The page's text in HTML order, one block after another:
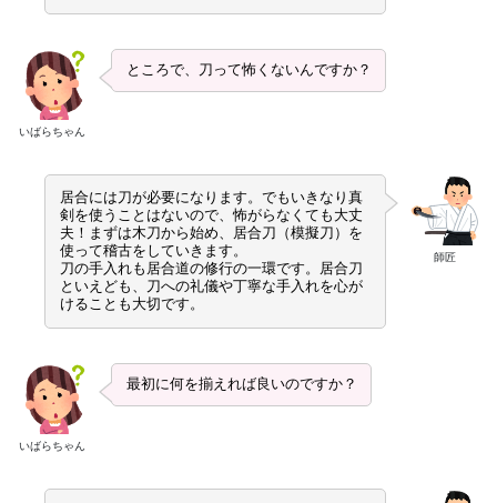
いばらちゃん
ところで、刀って怖くないんですか？
師匠
居合には刀が必要になります。でもいきなり真
剣を使うことはないので、怖がらなくても大丈
夫！まずは木刀から始め、居合刀（模擬刀）を
使って稽古をしていきます。
刀の手入れも居合道の修行の一環です。居合刀
といえども、刀への礼儀や丁寧な手入れを心が
けることも大切です。
いばらちゃん
最初に何を揃えれば良いのですか？